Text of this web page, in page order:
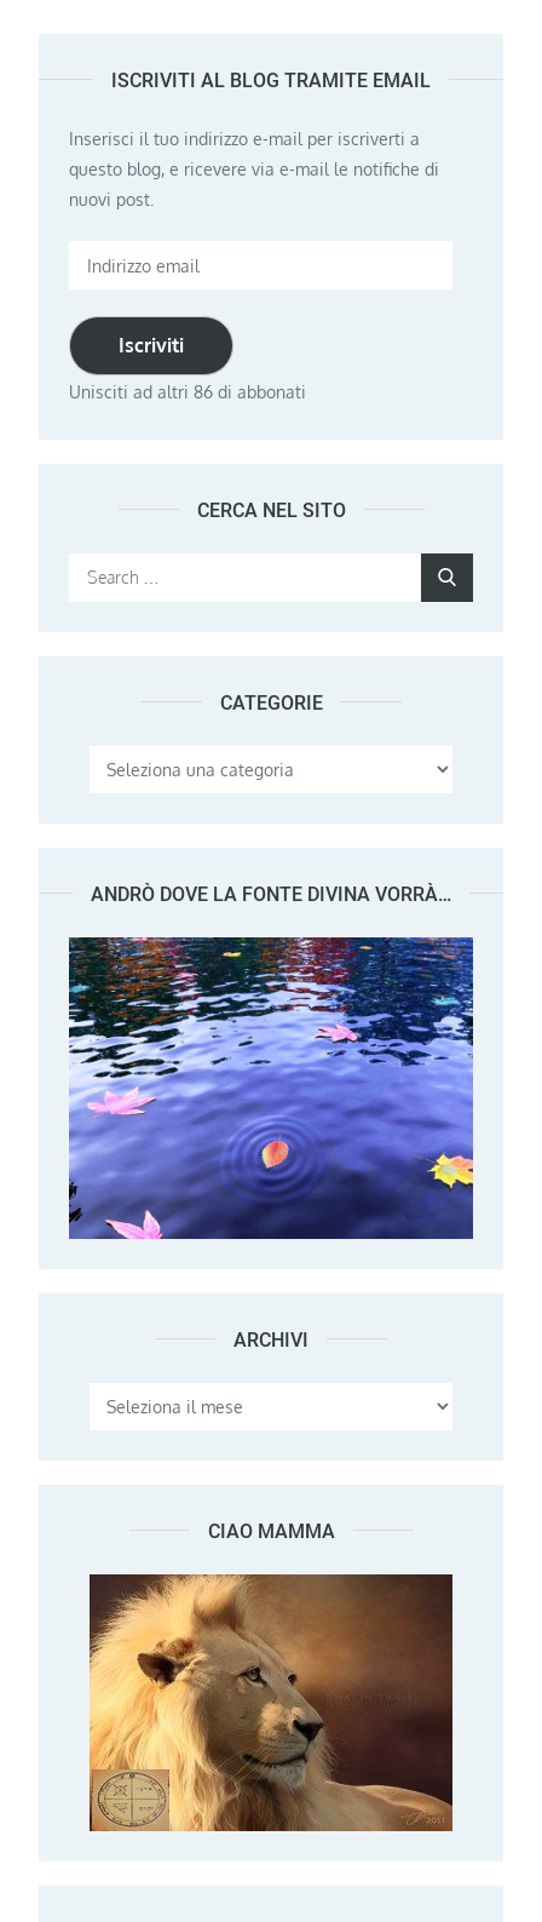
ISCRIVITI AL BLOG TRAMITE EMAIL
Inserisci il tuo indirizzo e-mail per iscriverti a
questo blog, e ricevere via e-mail le notifiche di
nuovi post.
Indirizzo
Iscriviti
Unisciti ad altri 86 di abbonati
CERCA NEL SITO
Search
CATEGORIE
Categorie
ANDRÒ DOVE LA FONTE DIVINA VORRÀ…
ARCHIVI Archivi
CIAO MAMMA